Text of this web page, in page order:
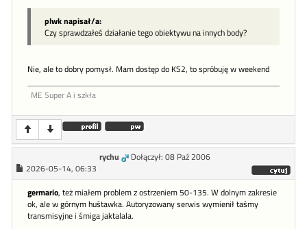
plwk napisał/a:
Czy sprawdzałeś działanie tego obiektywu na innych body?
Nie, ale to dobry pomysł. Mam dostęp do KS2, to spróbuję w weekend
ME Super A i szkła
rychu
Dołączył: 08 Paź 2006
2026-05-14, 06:33
germario, też miałem problem z ostrzeniem 50-135. W dolnym zakresie
ok, ale w górnym huśtawka. Autoryzowany serwis wymienił taśmy
transmisyjne i śmiga jaktalala.